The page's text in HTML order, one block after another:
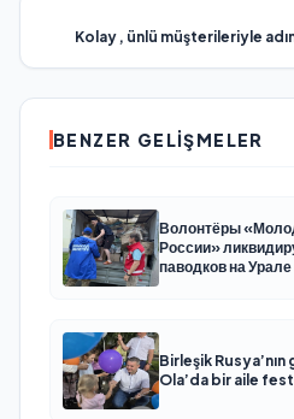
Kolay , ünlü müşterileriyle
BENZER GELIŞMELER
Волонтёры
России»
паводков на
Birleşik
Ola’da bir aile